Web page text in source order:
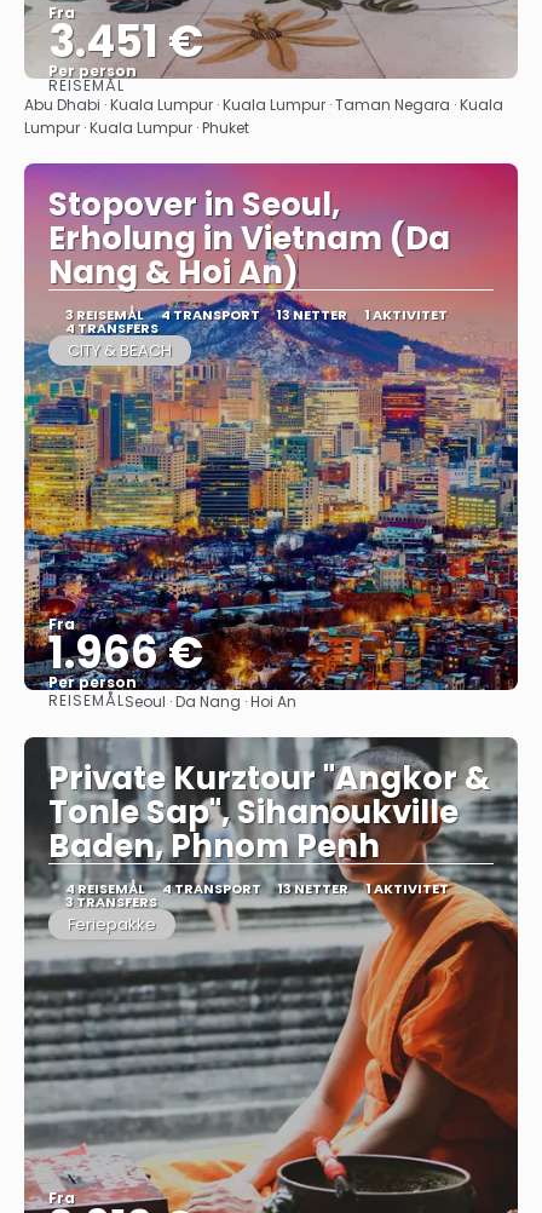
Fra
3.451 €
Per person
Se
REISEMÅL
Abu Dhabi · Kuala Lumpur · Kuala Lumpur · Taman Negara · Kuala
Lumpur · Kuala Lumpur · Phuket
Stopover in Seoul,
Erholung in Vietnam (Da
Nang & Hoi An)
3 REISEMÅL 4 TRANSPORT 13 NETTER 1 AKTIVITET
4 TRANSFERS
CITY & BEACH
Fra
1.966 €
Per person
Se
REISEMÅLSeoul · Da Nang · Hoi An
Private Kurztour "Angkor &
Tonle Sap", Sihanoukville
Baden, Phnom Penh
4 REISEMÅL 4 TRANSPORT 13 NETTER 1 AKTIVITET
3 TRANSFERS
Feriepakke
Fra